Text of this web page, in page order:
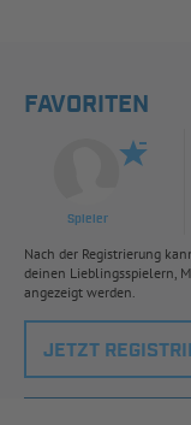
FAVORITEN
Spieler
Nach der Registrierung
deinen Lieblingsspielern,
angezeigt werden.
JETZT